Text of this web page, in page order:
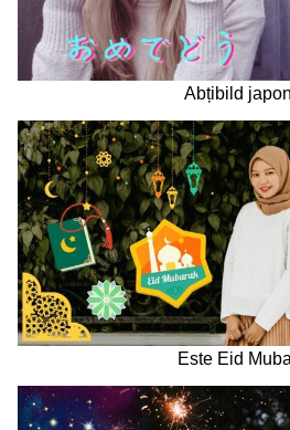
Abțibild
Este Eid